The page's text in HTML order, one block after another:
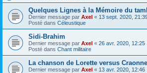
Quelques Lignes à la Mémoire du
Dernier message par Axel « 13 sept. 2020,
Posté dans Céleustique
Sidi-Brahim
Dernier message par Axel « 26 avr. 2020, 12:25
Posté dans Chant militaire
La chanson de Lorette versus Craonne
Dernier message par Axel « 13 avr. 2020, 12:46